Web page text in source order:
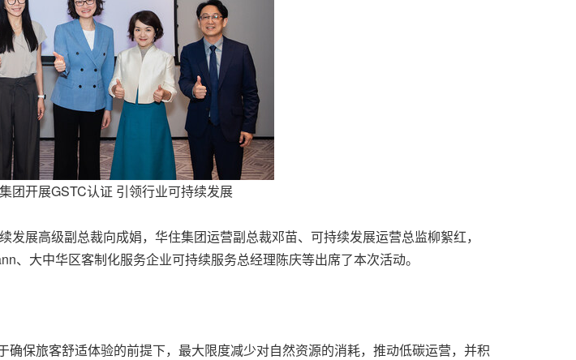
团开展GSTC认证 引领行业可持续发展
展高级副总裁向成娟，华住集团运营副总裁邓苗、可持续发展运营总监柳絮红，
大中华区客制化服务企业可持续服务总经理陈庆等出席了本次活动。
保旅客舒适体验的前提下，最大限度减少对自然资源的消耗，推动低碳运营，并积